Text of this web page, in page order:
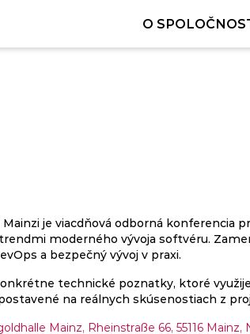
O
je viacdňová odborná konferencia
moderného vývoja softvéru.
a bezpečný vývoj v praxi.
technické poznatky, ktoré
na reálnych skúsenostiach z
Mainz, Rheinstraße 66, 55116 Mainz,